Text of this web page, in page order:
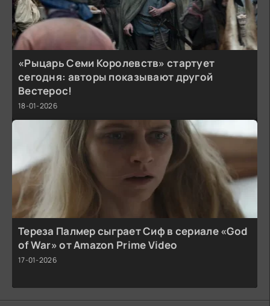
«Рыцарь Семи Королевств» стартует
сегодня: авторы показывают другой
Вестерос!
18-01-2026
Тереза Палмер сыграет Сиф в сериале «God
of War» от Amazon Prime Video
17-01-2026